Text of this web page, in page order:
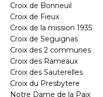
Croix de Bonneuil
Croix de Fieux
Croix de la mission 1935
Croix de Seguignas
Croix des 2 communes
Croix des Rameaux
Croix des Sauterelles
Croix du Presbytere
Notre Dame de la Paix